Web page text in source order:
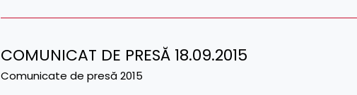
COMUNICAT DE PRESĂ 18.09.2015
Comunicate de presă 2015
COMUNICAT
DE